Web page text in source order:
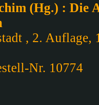
(Hg.) : Die
, 2. Auflage,
Nr. 10774